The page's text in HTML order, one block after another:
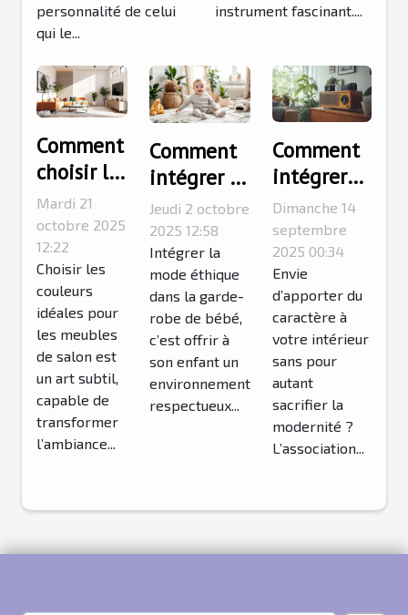
personnalité de celui
qui le...
instrument fascinant....
Comment
choisir les
couleurs
parfaites
pour vos
meubles
de salon ?
Mardi 21
octobre 2025
12:22
Choisir les
couleurs
idéales pour
les meubles
de salon est
un art subtil,
capable de
transformer
l’ambiance...
Comment
intégrer la
mode
éthique
dans la
garde-robe
de votre
bébé?
Jeudi 2 octobre
2025 12:58
Intégrer la
mode éthique
dans la garde-
robe de bébé,
c’est offrir à
son enfant un
environnement
respectueux...
Comment
intégrer
des objets
de
décoration
vintage
américains
dans un
intérieur
moderne ?
Dimanche 14
septembre
2025 00:34
Envie
d’apporter du
caractère à
votre intérieur
sans pour
autant
sacrifier la
modernité ?
L’association...